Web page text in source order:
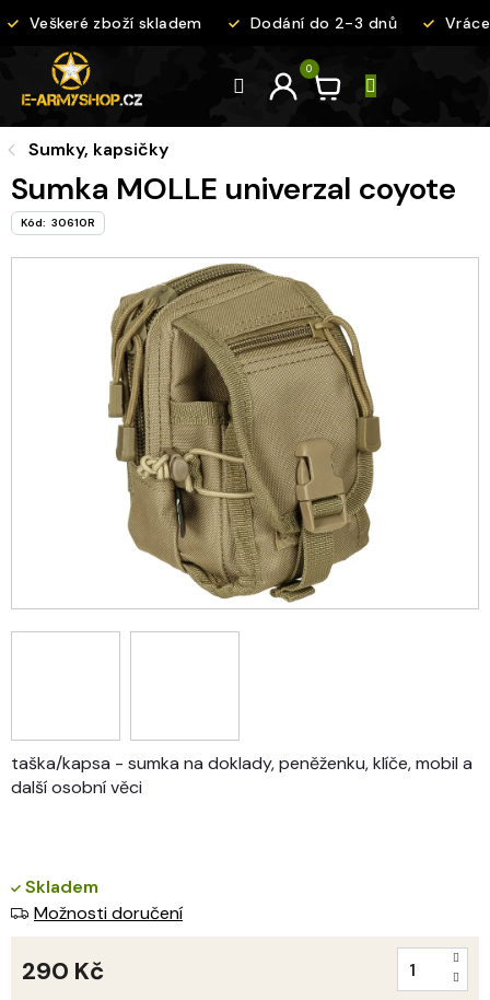
na
Veškeré zboží skladem Dodání do 2-3 dnů
Sumky, kapsičky
Sumka MOLLE univerzal coyote
Kód: 30610R
taška/kapsa - sumka na doklady, peněženku, klíče, mobil a
další osobní věci
Skladem
Možnosti doručení
290 Kč